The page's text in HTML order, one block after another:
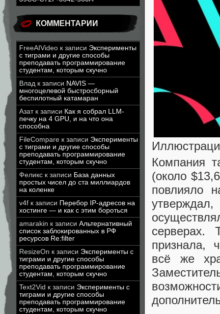
КОММЕНТАРИИ
FreeAIVideo к записи Эксперименты
с тиграми и другие способы
преподавать программирование
студентам, которым скучно
Влад к записи NAVIS —
многоцелевой быстросборный
беспилотный катамаран
Азатк записи Как я собрал LLM-
печку на 4 GPU, и на что она
способна
FileCompare к записи Эксперименты
с тиграми и другие способы
преподавать программирование
студентам, которым скучно
Феликс к записи База данных
простых чисел до ста миллиардов
на коленке
v4f к записи Перебор IP-адресов на
хостинге — и как с этим бороться
amarakin к записи Альтернативный
список заблокированных в РФ
ресурсов Re:filter
ResizeOn к записи Эксперименты с
тиграми и другие способы
преподавать программирование
студентам, которым скучно
Text2Vid к записи Эксперименты с
тиграми и другие способы
преподавать программирование
студентам, которым скучно
Компания
(около
повлияло
признала,
всё же